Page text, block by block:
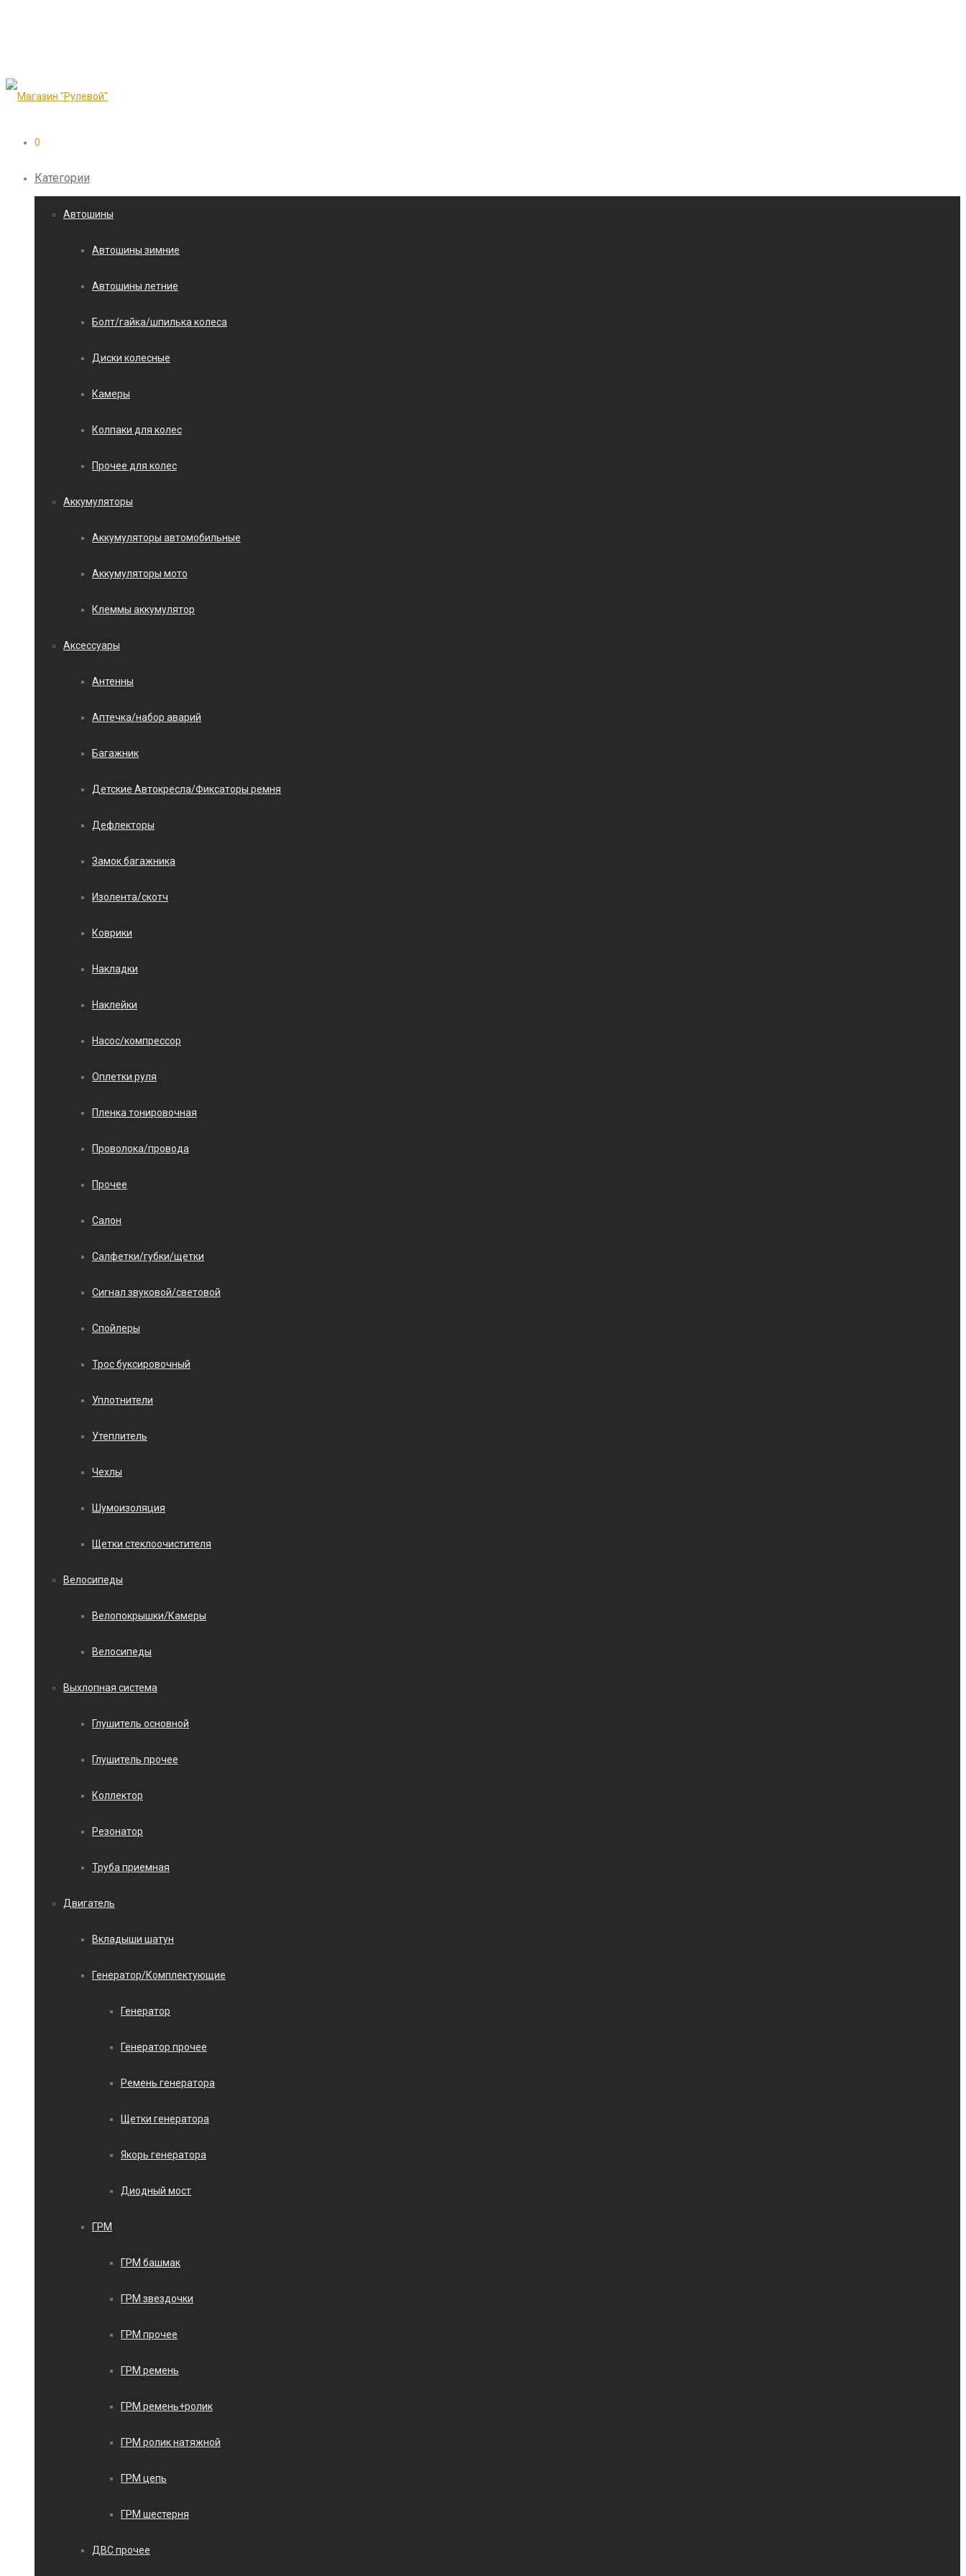
0
Категории
Автошины
Автошины зимние
Автошины летние
Болт/гайка/шпилька колеса
Диски колесные
Камеры
Колпаки для колес
Прочее для колес
Аккумуляторы
Аккумуляторы автомобильные
Аккумуляторы мото
Клеммы аккумулятор
Аксессуары
Антенны
Аптечка/набор аварий
Багажник
Детские Автокресла/Фиксаторы ремня
Дефлекторы
Замок багажника
Изолента/скотч
Коврики
Накладки
Наклейки
Насос/компрессор
Оплетки руля
Пленка тонировочная
Проволока/провода
Прочее
Салон
Салфетки/губки/щетки
Сигнал звуковой/световой
Спойлеры
Трос буксировочный
Уплотнители
Утеплитель
Чехлы
Шумоизоляция
Щетки стеклоочистителя
Велосипеды
Велопокрышки/Камеры
Велосипеды
Выхлопная система
Глушитель основной
Глушитель прочее
Коллектор
Резонатор
Труба приемная
Двигатель
Вкладыши шатун
Генератор/Комплектующие
Генератор
Генератор прочее
Ремень генератора
Щетки генератора
Якорь генератора
Диодный мост
ГРМ
ГРМ башмак
ГРМ звездочки
ГРМ прочее
ГРМ ремень
ГРМ ремень+ролик
ГРМ ролик натяжной
ГРМ цепь
ГРМ шестерня
ДВС прочее